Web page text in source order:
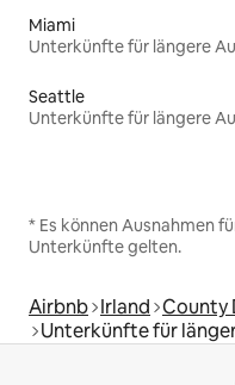
Miami
Seattle
* Es können Ausnahmen
Unterkünfte gelten.
Airbnb Irland County
Unterkünfte für